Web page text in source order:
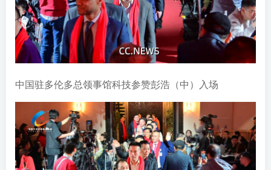
中国驻多伦多总领事馆科技参赞彭浩（中）入场